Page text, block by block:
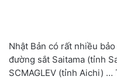
Nhật Bản có rất nhiều
đường sắt Saitama (tỉnh
SCMAGLEV (tỉnh Aichi)